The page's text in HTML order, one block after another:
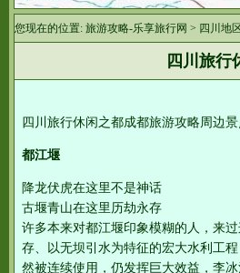
您现在的位置: 旅游攻略-乐享旅行网 > 四川地
四川旅行
四川旅行休闲之都成都旅游攻略周边景
都江堰
降龙伏虎在这里不是神话
古堰青山在这里历劫永存
许多本来对都江堰印象模糊的人，来
存、以无坝引水为特征的宏大水利工
然被连续使用，仍发挥巨大效益，李